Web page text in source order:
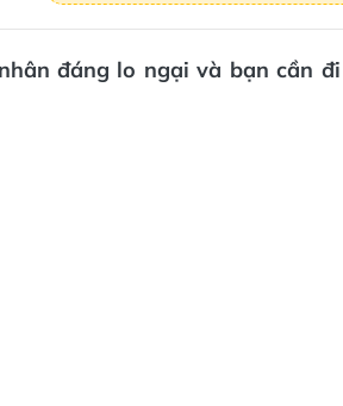
đáng lo ngại và bạn cần